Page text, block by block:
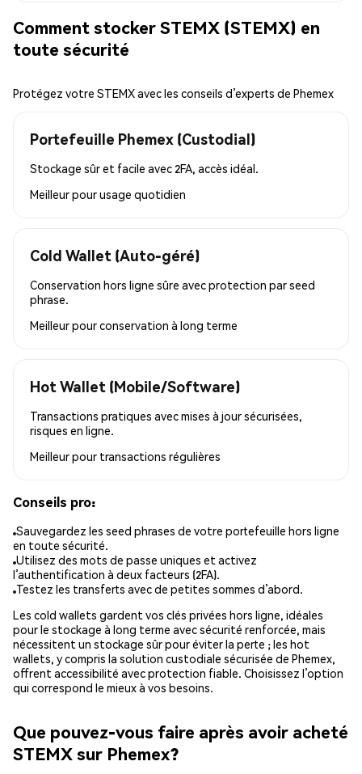
Comment stocker STEMX (STEMX) en
toute sécurité
Protégez votre STEMX avec les conseils d’experts de Phemex
Portefeuille Phemex (Custodial)
Stockage sûr et facile avec 2FA, accès idéal.
Meilleur pourusage quotidien
Cold Wallet (Auto-géré)
Conservation hors ligne sûre avec protection par seed
phrase.
Meilleur pourconservation à long terme
Hot Wallet (Mobile/Software)
Transactions pratiques avec mises à jour sécurisées,
risques en ligne.
Meilleur pour transactions régulières
Conseils pro:
Sauvegardez les seed phrases de votre portefeuille hors ligne
en toute sécurité.
Utilisez des mots de passe uniques et activez
l’authentification à deux facteurs (2FA).
Testez les transferts avec de petites sommes d’abord.
Les cold wallets gardent vos clés privées hors ligne, idéales
pour le stockage à long terme avec sécurité renforcée, mais
nécessitent un stockage sûr pour éviter la perte ; les hot
wallets, y compris la solution custodiale sécurisée de Phemex,
offrent accessibilité avec protection fiable. Choisissez l’option
qui correspond le mieux à vos besoins.
Que pouvez-vous faire après avoir acheté
STEMX sur Phemex?